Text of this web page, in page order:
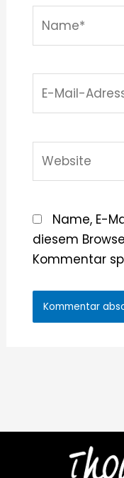
Mail-
Name, E-
diesem
Kommentar